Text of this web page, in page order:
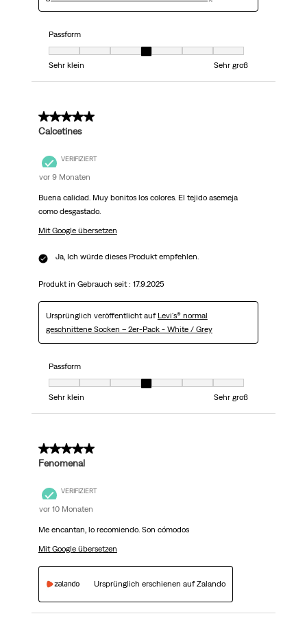
Passform
Sehr klein
Sehr groß
5 von 5 Sternen.
Calcetines
VERIFIZIERT
vor 9 Monaten
Buena calidad. Muy bonitos los colores. El tejido asemeja
como desgastado.
Mit Google übersetzen
Ja, Ich würde dieses Produkt empfehlen.
Produkt in Gebrauch seit : 17.9.2025
Ursprünglich veröffentlicht auf Levi's® normal
geschnittene Socken – 2er-Pack - White / Grey
Passform
Sehr klein
Sehr groß
5 von 5 Sternen.
Fenomenal
VERIFIZIERT
vor 10 Monaten
Me encantan, lo recomiendo. Son cómodos
Mit Google übersetzen
Ursprünglich erschienen auf Zalando